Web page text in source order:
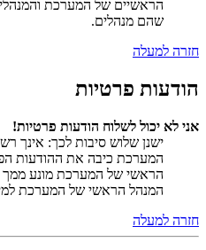
הראשיים של המערכת
שהם מנהלים.
חזרה למעלה
הודעות פרטיות
אני לא יכול לשלוח הודעות פרטיות!
ישנן שלוש סיבות לכך: אינך
המערכת כיבה את ההודעות
הראשי של המערכת מונע
המנהל הראשי של המערכת
חזרה למעלה